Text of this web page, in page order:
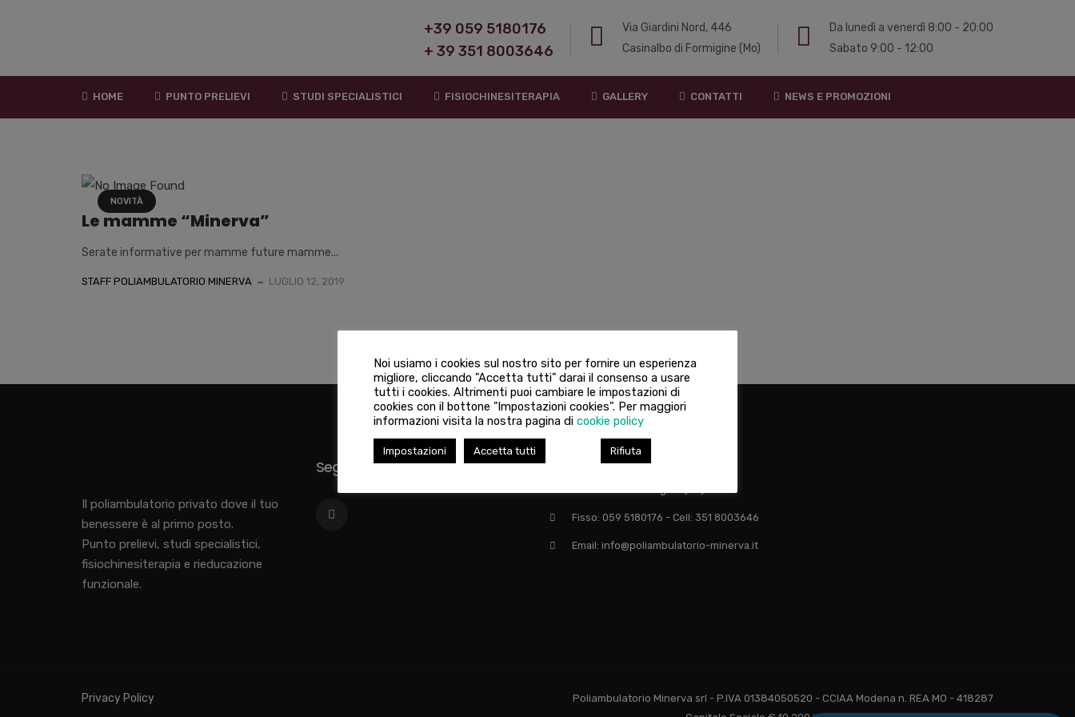
+39 059 5180176
+ 39 351 8003646
Via Giardini Nord, 446
Casinalbo di Formigine (Mo)
Da lunedì a venerdì 8:00 - 20:00
Sabato 9:00 - 12:00
HOME PUNTO PRELIEVI STUDI SPECIALISTICI FISIOCHINESITERAPIA GALLERY CONTATTI NEWS E PROMOZIONI
NOVITÀ
Le mamme “Minerva”
Serate informative per mamme future mamme...
STAFF POLIAMBULATORIO MINERVA LUGLIO 12, 2019
Il poliambulatorio privato dove il tuo
benessere è al primo posto.
Punto prelievi, studi specialistici,
fisiochinesiterapia e rieducazione
funzionale.
Seguici su:
Via Giardini Nord, 446 - 41043
Fisso: 059 5180176 - Cell: 351 8003646
Email: info@poliambulatorio-minerva.it
Privacy Policy
Poliambulatorio Minerva srl - P.IVA 01384050520 - CCIAA Modena n. REA MO - 418287
Noi usiamo i cookies sul nostro sito per fornire un esperienza
migliore, cliccando "Accetta tutti" darai il consenso a usare
tutti i cookies. Altrimenti puoi cambiare le impostazioni di
cookies con il bottone "Impostazioni cookies". Per maggiori
informazioni visita la nostra pagina di cookie policy
Impostazioni Accetta tutti Rifiuta